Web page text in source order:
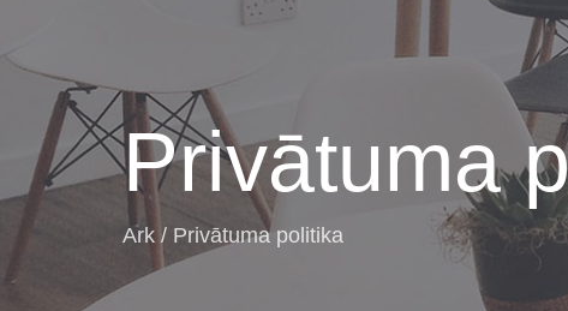
Privātuma
Ark / Privātuma politika